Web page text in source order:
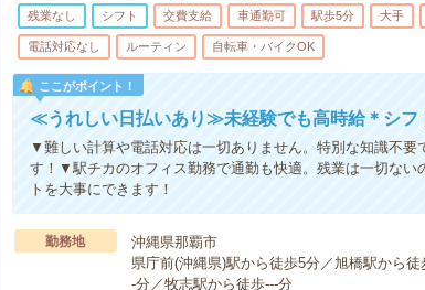
残業なし シフト 交費支給 車通勤可 駅歩5分 大手
電話対応なし ルーティン 自転車・バイクOK
ここがポイント！
≪うれしい日払いあり≫未経験でも高時給＊シフ
▼難しい計算や電話対応は一切ありません。特別な知識不要
す！▼駅チカのオフィス勤務で通勤も快適。残業は一切ない
トを大事にできます！
勤務地
沖縄県那覇市
県庁前(沖縄県)駅から徒歩5分／旭橋駅から
-分／牧志駅から徒歩---分